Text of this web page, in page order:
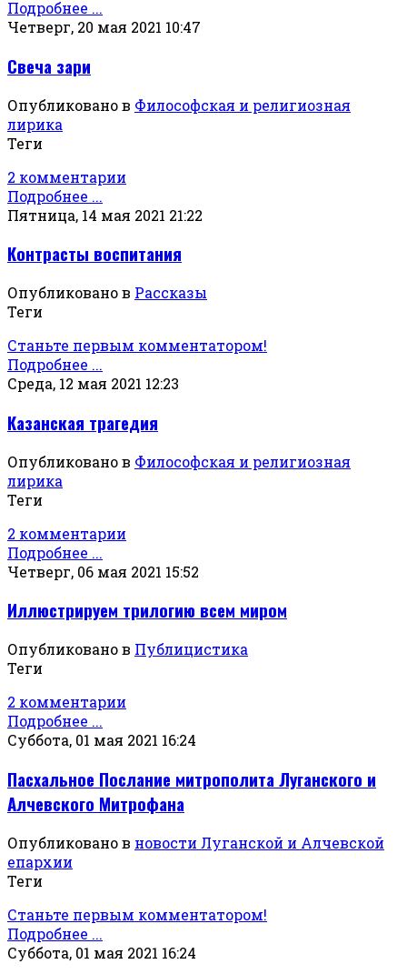
Подробнее ...
Четверг, 20 мая 2021 10:47
Свеча зари
Опубликовано в Философская и религиозная
лирика
Теги
2 комментарии
Подробнее ...
Пятница, 14 мая 2021 21:22
Контрасты воспитания
Опубликовано в Рассказы
Теги
Станьте первым комментатором!
Подробнее ...
Среда, 12 мая 2021 12:23
Казанская трагедия
Опубликовано в Философская и религиозная
лирика
Теги
2 комментарии
Подробнее ...
Четверг, 06 мая 2021 15:52
Иллюстрируем трилогию всем миром
Опубликовано в Публицистика
Теги
2 комментарии
Подробнее ...
Суббота, 01 мая 2021 16:24
Пасхальное Послание митрополита Луганского и
Алчевского Митрофана
Опубликовано в новости Луганской и Алчевской
епархии
Теги
Станьте первым комментатором!
Подробнее ...
Суббота, 01 мая 2021 16:24